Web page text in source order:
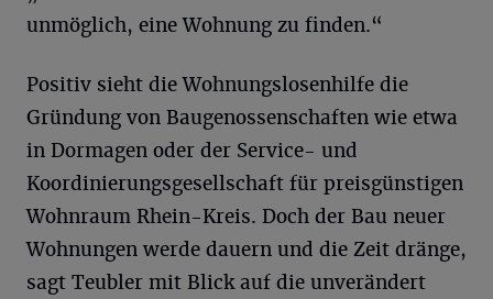
unmöglich, eine Wohnung zu finden.“
Positiv sieht die Wohnungslosenhilfe die
Gründung von Baugenossenschaften wie etwa
in Dormagen oder der Service- und
Koordinierungsgesellschaft für preisgünstigen
Wohnraum Rhein-Kreis. Doch der Bau neuer
Wohnungen werde dauern und die Zeit dränge,
sagt Teubler mit Blick auf die unverändert